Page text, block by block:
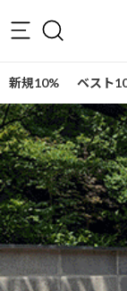
新規10% ベスト